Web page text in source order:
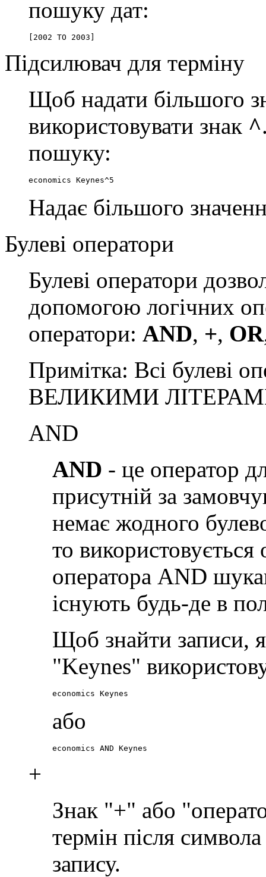
пошуку дат:
[2002 TO 2003]
Підсилювач для терміну
Щоб надати більшого
використовувати знак ^
пошуку:
economics Keynes^5
Надає більшого
Булеві оператори
Булеві оператори
допомогою логічних
оператори: AND, +, OR
Примітка: Всі булеві
ВЕЛИКИМИ
AND
AND - це оператор
присутній за
немає жодного
то
оператора AND
існують будь-де в
Щоб знайти записи,
"Keynes"
economics Keynes
або
economics AND Keynes
+
Знак "+" або
термін після
запису.